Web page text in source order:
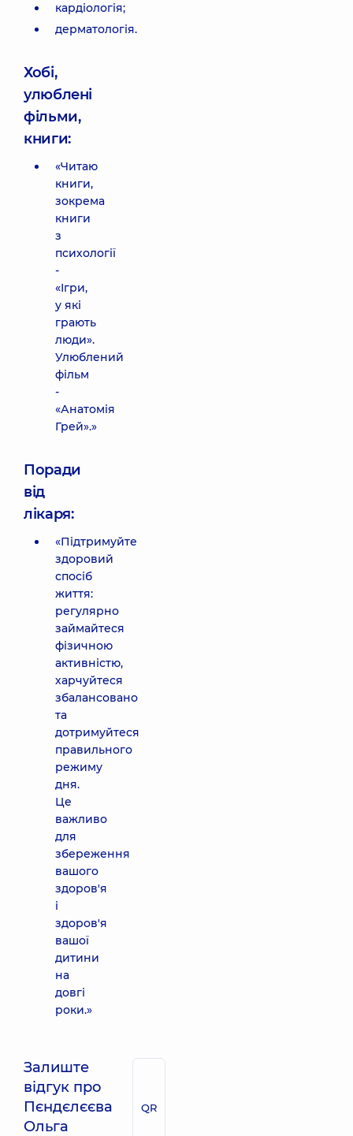
кардіологія;
дерматологія.
Хобі,
улюблені
фільми,
книги:
«Читаю
книги,
зокрема
книги
з
психології
-
«Ігри,
у які
грають
люди».
Улюблений
фільм
-
«Анатомія
Грей».»
Поради
від
лікаря:
«Підтримуйте
здоровий
спосіб
життя:
регулярно
займайтеся
фізичною
активністю,
харчуйтеся
збалансовано
та
дотримуйтеся
правильного
режиму
дня.
Це
важливо
для
збереження
вашого
здоров'я
і
здоров'я
вашої
дитини
на
довгі
роки.»
Залиште
відгук про
Пєндєлєєва
Ольга
QR